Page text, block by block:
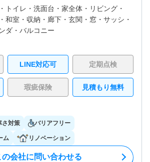
トイレ・ 洗面台・ 家全体・ リビング・
和室・ 収納・ 廊下・ 玄関・ 窓・サッシ・
ダ・バルコニー
LINE対応可 定期点検
瑕疵保険 見積もり無料
さ対策 バリアフリー
ム リノベーション
の会社に問い合わせる